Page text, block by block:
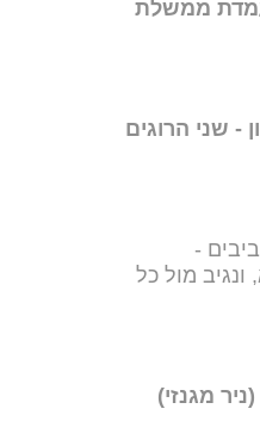
ממשלת
- שני הרוגים
-
מול כל
מגנזי)